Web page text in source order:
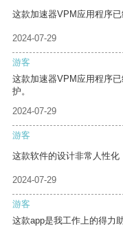
这款加速器VPM应用程序
2024-07-29
游客
这款加速器VPM应用程序
护。
2024-07-29
游客
这款软件的设计非常人性化
2024-07-29
游客
这款app是我工作上的得力